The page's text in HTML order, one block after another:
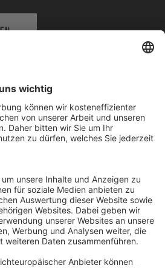
geltend gemacht werden
Deutschland, Senatsverwaltung für
2
DE 114236103
gemeinnützige Körperschaft befreit